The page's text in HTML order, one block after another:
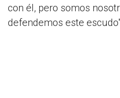
con él, pero somos
defendemos este